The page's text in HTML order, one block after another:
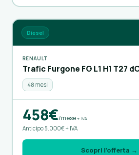
Diesel
RENAULT
Trafic Furgone FG L1 H1 T27
48 mesi
458€/mese+ IVA
Anticipo 5.000€ + IVA
Scopri l’offerta →